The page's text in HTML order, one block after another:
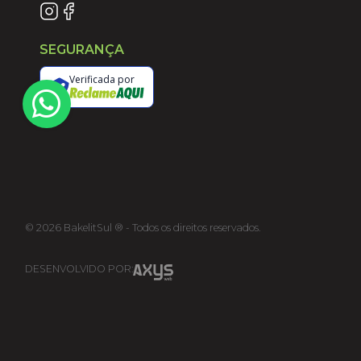
SEGURANÇA
Verificada por
© 2026BakelitSul ® - Todos os direitos reservados.
DESENVOLVIDO POR: